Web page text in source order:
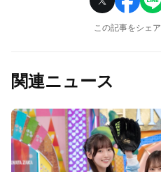
この記事をシェア
関連ニュース